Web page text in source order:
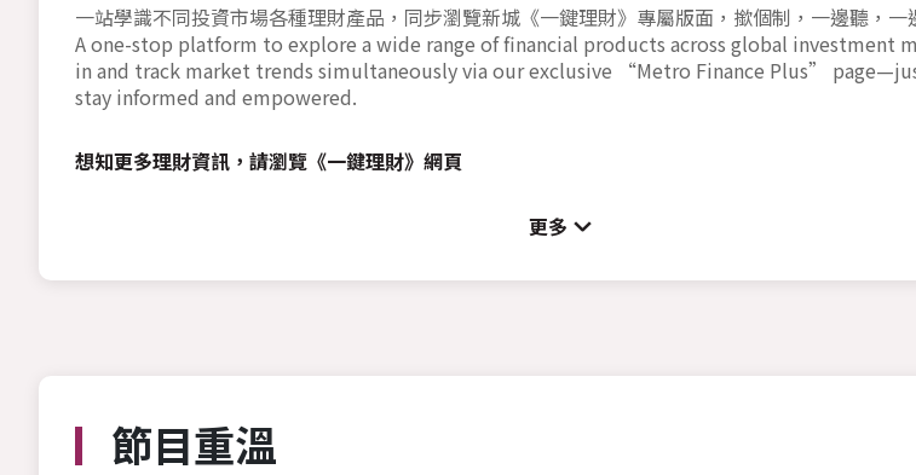
一站學識不同投資市場各種理財產品，同步瀏覽新城《一鍵理財》專屬版面，撳個制，一邊聽，一
A one-stop platform to explore a wide range of financial products across global investment
in and track market trends simultaneously via our exclusive “Metro Finance Plus”
stay informed and empowered.
想知更多理財資訊，請瀏覽 《一鍵理財》網頁
更多
節目重溫